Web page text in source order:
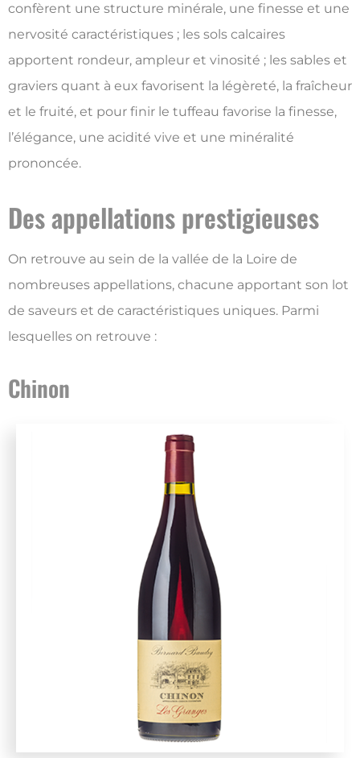
confèrent une structure minérale, une finesse et une
nervosité caractéristiques ; les sols calcaires
apportent rondeur, ampleur et vinosité ; les sables et
graviers quant à eux favorisent la légèreté, la fraîcheur
et le fruité, et pour finir le tuffeau favorise la finesse,
l’élégance, une acidité vive et une minéralité
prononcée.
Des appellations prestigieuses
On retrouve au sein de la vallée de la Loire de
nombreuses appellations, chacune apportant son lot
de saveurs et de caractéristiques uniques. Parmi
lesquelles on retrouve :
Chinon